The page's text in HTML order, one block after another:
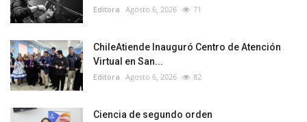
Editora Agosto 6, 2026 71
ChileAtiende Inauguró Centro de Atención
Virtual en San...
Editora Agosto 6, 2026 82
Ciencia de segundo orden